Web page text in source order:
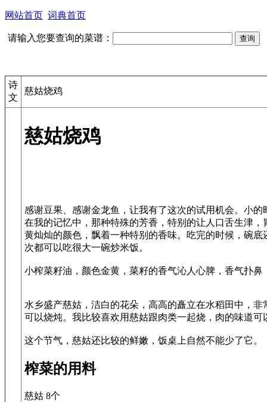
网站首页 词典首页
请输入您要查询的菜谱：
诗
文
慈姑烧鸡
慈姑烧鸡
感谢豆果、感谢金龙鱼，让我有了这次的试用机会。小
在我的记忆中，那种特殊的芳香，特别的让人口舌生津
黄灿灿的颜色，飘着一种特别的香味。吃完的时候，碗
次都可以吃很大一碗炒米饭。
小榨菜籽油，颜色金黄，菜籽的香气沁人心脾，香气扑鼻
水乡盛产慈姑，洁白的花朵，高高的矗立在水稻田中，
可以烧炖。我比较喜欢用慈姑跟肉类一起烧，肉的味道
榨菜的用料
慈姑 8个